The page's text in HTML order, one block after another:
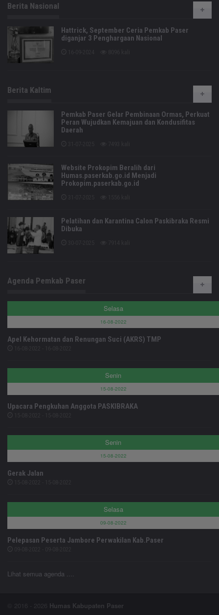
Berita Nasional
Hattrick, September Ceria Pemkab Paser
diganjar 3 Penghargaan Nasional
Berita Kaltim
Pemkab Paser Gelar Pembinaan Ormas, Perkuat
Peran Wujudkan Kemajuan dan Kondusifitas
Daerah
Website Prokopim Beralih dari
Humas.paserkab.go.id Menjadi
Prokopim.paserkab.go.id
Pelatihan dan Karantina Calon Paskibraka Resmi
Dibuka
Agenda Pemkab Paser
Selasa
16-08-2022
Apel Kehormatan dan Renungan Suci (AKRS) TMP
Senin
15-08-2022
Upacara Pengkuhan Anggota PASKIBRAKA
Senin
15-08-2022
Gerak Jalan
Selasa
09-08-2022
Pelepasan Peserta Jambore Perwakilan Kab.Paser
Lihat semua agenda ....
© 2016 - 2026 Humas Kabupaten Paser